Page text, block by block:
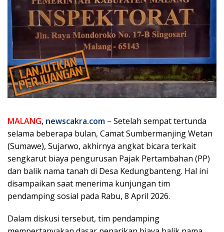
MALANG, newscakra.com – Setelah sempat tertunda
selama beberapa bulan, Camat Sumbermanjing Wetan
(Sumawe), Sujarwo, akhirnya angkat bicara terkait
sengkarut biaya pengurusan Pajak Pertambahan (PP)
dan balik nama tanah di Desa Kedungbanteng. Hal ini
disampaikan saat menerima kunjungan tim
pendamping sosial pada Rabu, 8 April 2026.
Dalam diskusi tersebut, tim pendamping